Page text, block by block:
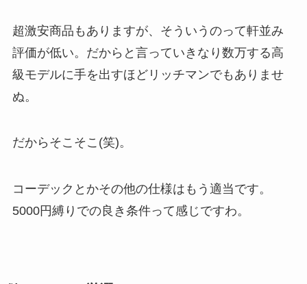
超激安商品もありますが、そういうのって軒並み
評価が低い。だからと言っていきなり数万する高
級モデルに手を出すほどリッチマンでもありませ
ぬ。
だからそこそこ(笑)。
コーデックとかその他の仕様はもう適当です。
5000円縛りでの良き条件って感じですわ。